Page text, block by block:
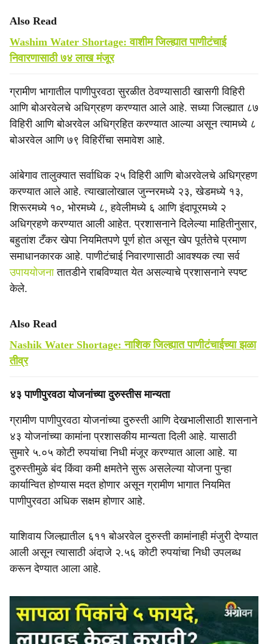
Also Read
Washim Water Shortage: वाशीम जिल्ह्यात पाणीटंचाई
निवारणासाठी ७४ लाख मंजूर
ग्रामीण भागातील पाणीपुरवठा सुरळीत ठेवण्यासाठी खासगी विहिरी
आणि बोअरवेलचे अधिग्रहण करण्यात आले आहे. सध्या जिल्ह्यात ८७
विहिरी आणि बोअरवेल अधिग्रहित करण्यात आल्या असून त्यामध्ये ८
बोअरवेल आणि ७९ विहिरींचा समावेश आहे.
आंबेगाव तालुक्यात सर्वाधिक २५ विहिरी आणि बोअरवेलचे अधिग्रहण
करण्यात आले आहे. त्याखालोखाल जुन्नरमध्ये २३, खेडमध्ये १३,
शिरूरमध्ये १०, भोरमध्ये ८, हवेलीमध्ये ६ आणि इंदापूरमध्ये २
अधिग्रहणे करण्यात आली आहेत. प्रशासनाने दिलेल्या माहितीनुसार,
बहुतांश टँकर खेपा नियमितपणे पूर्ण होत असून खेप पूर्ततेचे प्रमाण
समाधानकारक आहे. पाणीटंचाई निवारणासाठी आवश्यक त्या सर्व
उपाययोजनातातडीने राबविण्यात येत असल्याचे प्रशासनाने स्पष्ट
केले.
Also Read
Nashik Water Shortage: नाशिक जिल्ह्यात पाणीटंचाईच्या झळा
तीव्र
४३ पाणीपुरवठा योजनांच्या दुरुस्तीस मान्यता
ग्रामीण पाणीपुरवठा योजनांच्या दुरुस्ती आणि देखभालीसाठी शासनाने
४३ योजनांच्या कामांना प्रशासकीय मान्यता दिली आहे. यासाठी
सुमारे ५.०५ कोटी रुपयांचा निधी मंजूर करण्यात आला आहे. या
दुरुस्तीमुळे बंद किंवा कमी क्षमतेने सुरू असलेल्या योजना पुन्हा
कार्यान्वित होण्यास मदत होणार असून ग्रामीण भागात नियमित
पाणीपुरवठा अधिक सक्षम होणार आहे.
याशिवाय जिल्ह्यातील ६११ बोअरवेल दुरुस्ती कामांनाही मंजुरी देण्यात
आली असून त्यासाठी अंदाजे २.५६ कोटी रुपयांचा निधी उपलब्ध
करून देण्यात आला आहे.